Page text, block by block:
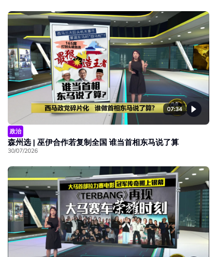
07:34
政治
森州选 | 巫伊合作若复制全国 谁当首相东马说了算
30/07/2026